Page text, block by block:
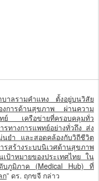
บาลรามคำแหง ตั้งอยู่บนวิสัย
งการด้านสุขภาพ ผ่านความ
ย์ เครือข่ายที่ครอบคลุมทั่ว
รทางการแพทย์อย่างทั่วถึง ส่ง
ยำ และสอดคล้องกับวิถีชีวิต
งระบบนิเวศด้านสุขภาพ
ป้าหมายของประเทศไทย ใน
ดับภูมิภาค (Medical Hub) ที่
ก” ดร. ฤกขจี กล่าว